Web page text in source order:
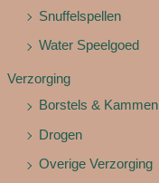
Snuffelspellen
Water Speelgoed
Verzorging
Borstels & Kammen
Drogen
Overige Verzorging